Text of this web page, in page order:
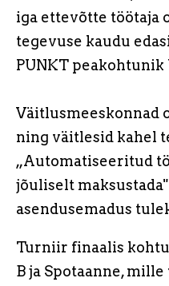
iga ettevõtte töötaja
tegevuse kaudu
PUNKT peakohtunik
Väitlusmeeskonnad
ning väitlesid kahel
„Automatiseeritud
jõuliselt
asendusemadus
Turniir finaalis
B ja Spotaanne,